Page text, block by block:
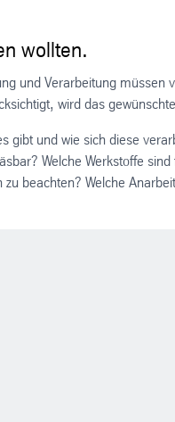
wollten.
und Verarbeitung müssen
wird das
und wie sich diese
Welche Werkstoffe
beachten? Welche